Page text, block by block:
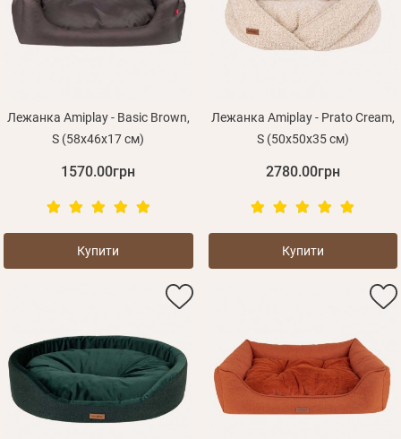
Лежанка Amiplay - Basic Brown,
S (58x46x17 см)
1570.00грн
Купити
Лежанка Amiplay - Prato Cream,
S (50x50x35 см)
2780.00грн
Купити